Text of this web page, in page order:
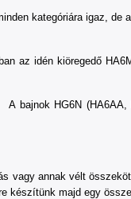
kategóriára igaz, de
az idén kiöregedő
bajnok HG6N (HA6AA,
vagy annak vélt
majd egy